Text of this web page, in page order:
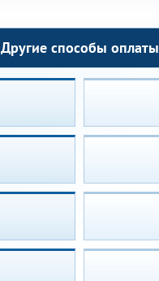
Другие способы оплаты